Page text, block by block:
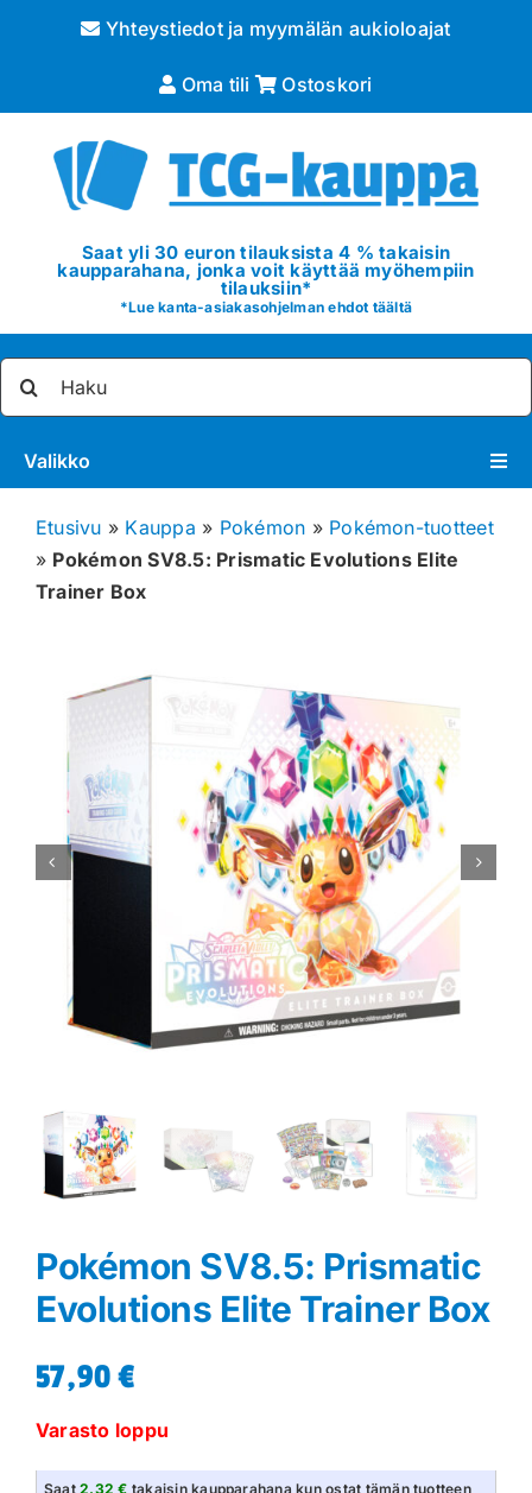
Yhteystiedot ja myymälän aukioloajat
Oma tili Ostoskori
Saat yli 30 euron tilauksista 4 % takaisin
kaupparahana, jonka voit käyttää myöhempiin
tilauksiin*
*Lue kanta-asiakasohjelman ehdot täältä
Valikko
Pokémon
Blind Boksit
Ennakot
Greidatut kortit
Irtokortit
Greidauspalvelu
Etusivu » Kauppa » Pokémon » Pokémon-tuotteet
» Pokémon SV8.5: Prismatic Evolutions Elite
Trainer Box
Pokémon SV8.5: Prismatic
Evolutions Elite Trainer Box
57,90€
Varasto loppu
Saat2.32 € takaisin kaupparahana kun ostat tämän tuotteen